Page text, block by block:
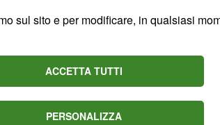
alla
la loro
sul sito e per modificare, in qualsiasi
ACCETTA TUTTI
PERSONALIZZA